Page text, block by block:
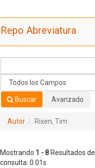
Repo Abreviatura
Buscar Avanzado
Autor Rixen, Tim
Mostrando 1 - 8 Resultados de
consulta: 0.01s